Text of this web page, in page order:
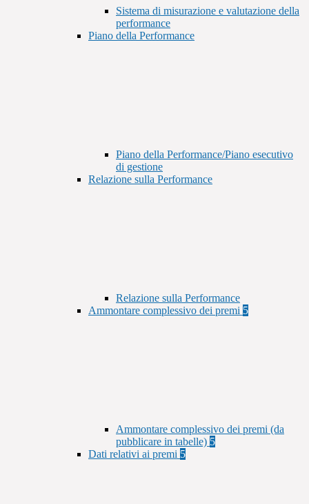
Sistema di misurazione e valutazione della
performance
Piano della Performance
Piano della Performance/Piano esecutivo
di gestione
Relazione sulla Performance
Relazione sulla Performance
Ammontare complessivo dei premi 5
Ammontare complessivo dei premi (da
pubblicare in tabelle) 5
Dati relativi ai premi 5